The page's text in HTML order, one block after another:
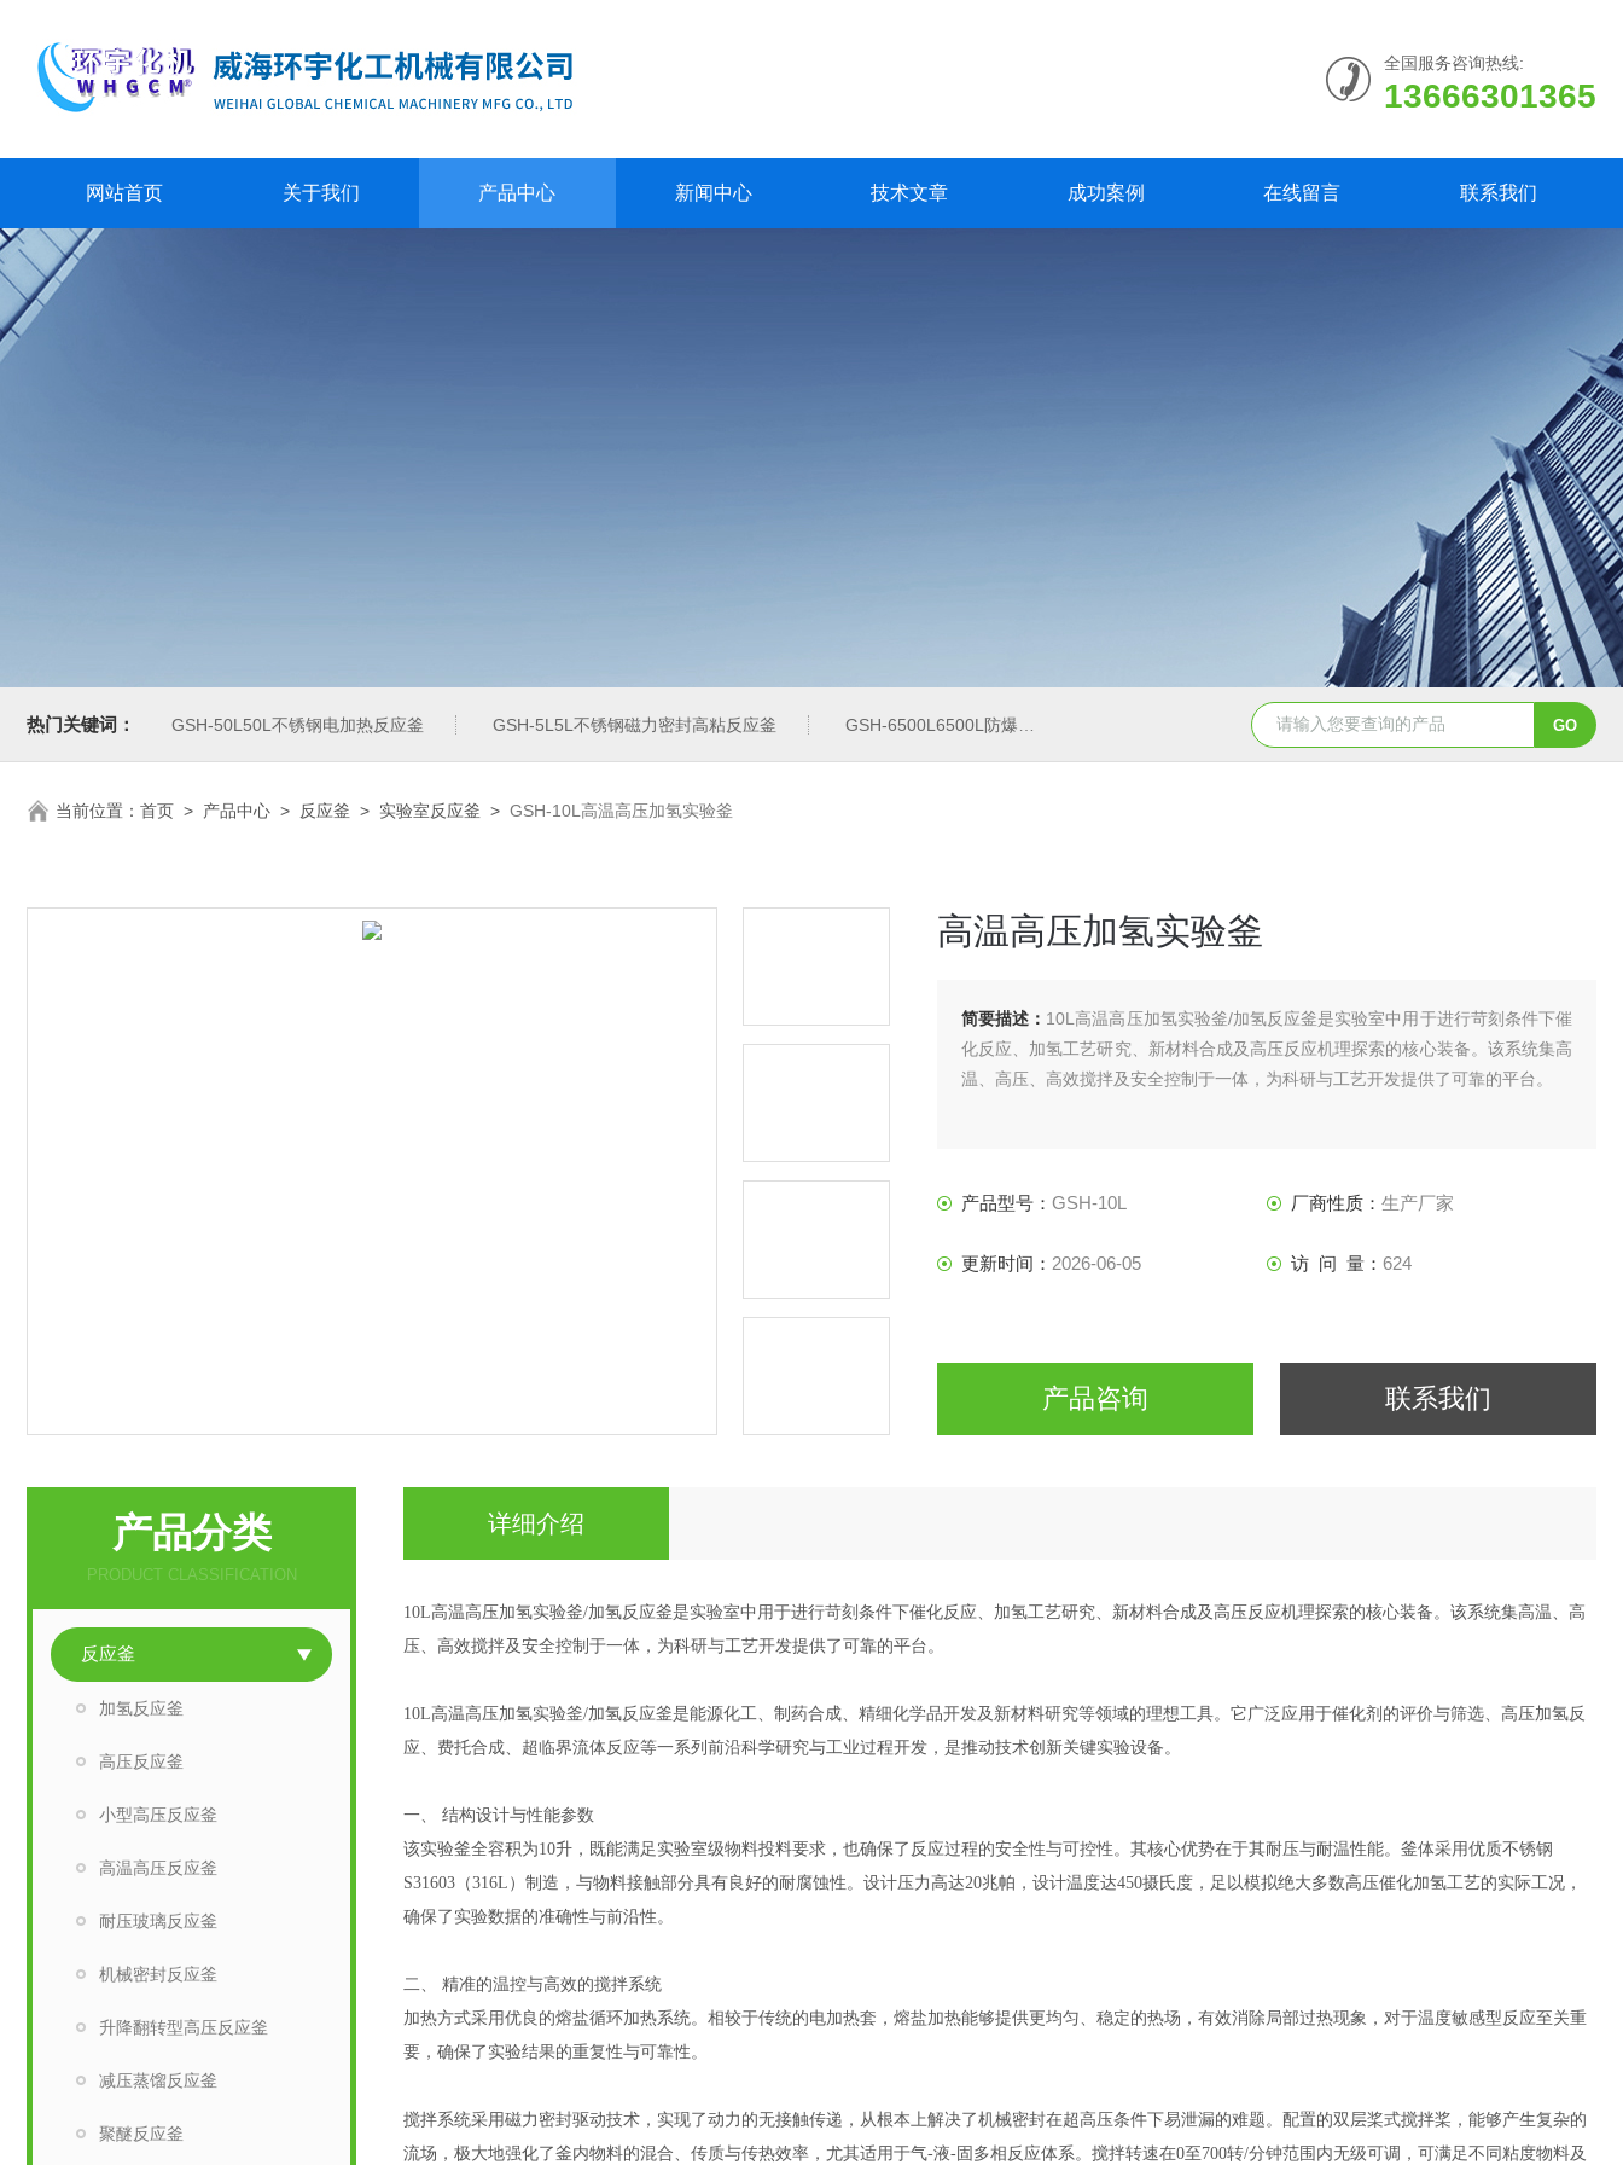
全国服务咨询热线:
13666301365
网站首页 关于我们 产品中心 新闻中心 技术文章 成功案例 在线留言 联系我们
热门关键词： GSH-50L50L不锈钢电加热反应釜 GSH-5L5L不锈钢磁力密封高粘反应釜 GSH-6500L6500L防爆加氢工业反应釜 GSH-0.5L0.5L不锈钢磁力密封聚酯反应釜
当前位置： 首页 > 产品中心 > 反应釜 > 实验室反应釜 > GSH-10L高温高压加氢实验釜
高温高压加氢实验釜
简要描述： 10L高温高压加氢实验釜/加氢反应釜是实验室中用于进行苛刻条件下催
化反应、加氢工艺研究、新材料合成及高压反应机理探索的核心装备。该系统集高
温、高压、高效搅拌及安全控制于一体，为科研与工艺开发提供了可靠的平台。
产品型号： GSH-10L 厂商性质： 生产厂家
更新时间： 2026-06-05 访 问 量： 624
产品咨询 联系我们
产品分类
PRODUCT CLASSIFICATION
反应釜
加氢反应釜
高压反应釜
小型高压反应釜
高温高压反应釜
耐压玻璃反应釜
机械密封反应釜
升降翻转型高压反应釜
减压蒸馏反应釜
聚醚反应釜
详细介绍
10L高温高压加氢实验釜/加氢反应釜是实验室中用于进行苛刻条件下催化反应、加氢工艺研究、新材料合成及高压反应机理探索的核心装备。该系统集高温、高
压、高效搅拌及安全控制于一体，为科研与工艺开发提供了可靠的平台。
10L高温高压加氢实验釜/加氢反应釜是能源化工、制药合成、精细化学品开发及新材料研究等领域的理想工具。它广泛应用于催化剂的评价与筛选、高压加氢反
应、费托合成、超临界流体反应等一系列前沿科学研究与工业过程开发，是推动技术创新关键实验设备。
一、 结构设计与性能参数
该实验釜全容积为10升，既能满足实验室级物料投料要求，也确保了反应过程的安全性与可控性。其核心优势在于其耐压与耐温性能。釜体采用优质不锈钢
S31603（316L）制造，与物料接触部分具有良好的耐腐蚀性。设计压力高达20兆帕，设计温度达450摄氏度，足以模拟绝大多数高压催化加氢工艺的实际工况，
确保了实验数据的准确性与前沿性。
二、 精准的温控与高效的搅拌系统
加热方式采用优良的熔盐循环加热系统。相较于传统的电加热套，熔盐加热能够提供更均匀、稳定的热场，有效消除局部过热现象，对于温度敏感型反应至关重
要，确保了实验结果的重复性与可靠性。
搅拌系统采用磁力密封驱动技术，实现了动力的无接触传递，从根本上解决了机械密封在超高压条件下易泄漏的难题。配置的双层桨式搅拌桨，能够产生复杂的
流场，极大地强化了釜内物料的混合、传质与传热效率，尤其适用于气-液-固多相反应体系。搅拌转速在0至700转/分钟范围内无级可调，可满足不同粘度物料及